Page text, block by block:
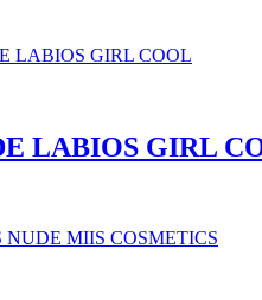
LABIOS GIRL